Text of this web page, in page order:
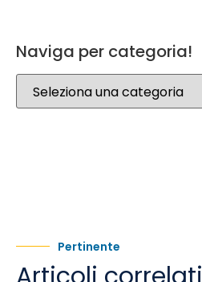
Naviga per categoria!
Pertinente